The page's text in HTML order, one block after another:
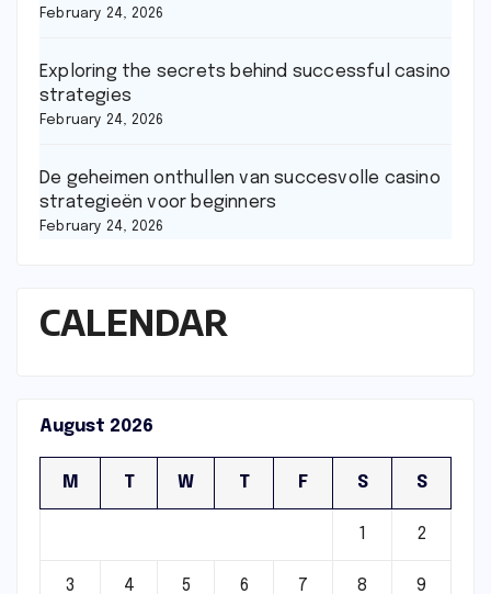
February 24, 2026
Exploring the secrets behind successful casino
strategies
February 24, 2026
De geheimen onthullen van succesvolle casino
strategieën voor beginners
February 24, 2026
CALENDAR
August 2026
M T W T F S S
1 2
3 4 5 6 7 8 9